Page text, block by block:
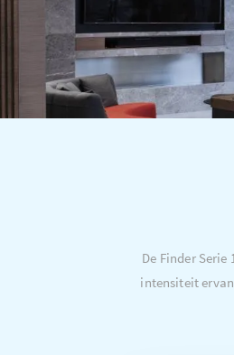
De Finder
intensiteit